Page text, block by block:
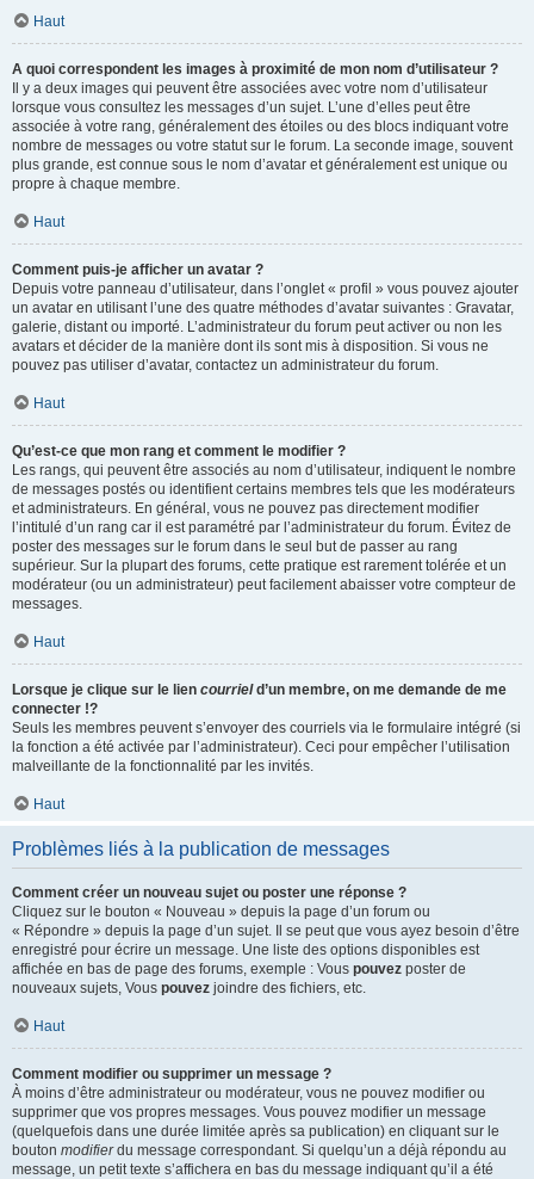
Haut
A quoi correspondent les images à proximité de mon nom d’utilisateur ?
Il y a deux images qui peuvent être associées avec votre nom d’utilisateur
lorsque vous consultez les messages d’un sujet. L’une d’elles peut être
associée à votre rang, généralement des étoiles ou des blocs indiquant votre
nombre de messages ou votre statut sur le forum. La seconde image, souvent
plus grande, est connue sous le nom d’avatar et généralement est unique ou
propre à chaque membre.
Haut
Comment puis-je afficher un avatar ?
Depuis votre panneau d’utilisateur, dans l’onglet « profil » vous pouvez ajouter
un avatar en utilisant l’une des quatre méthodes d’avatar suivantes : Gravatar,
galerie, distant ou importé. L’administrateur du forum peut activer ou non les
avatars et décider de la manière dont ils sont mis à disposition. Si vous ne
pouvez pas utiliser d’avatar, contactez un administrateur du forum.
Haut
Qu’est-ce que mon rang et comment le modifier ?
Les rangs, qui peuvent être associés au nom d’utilisateur, indiquent le nombre
de messages postés ou identifient certains membres tels que les modérateurs
et administrateurs. En général, vous ne pouvez pas directement modifier
l’intitulé d’un rang car il est paramétré par l’administrateur du forum. Évitez de
poster des messages sur le forum dans le seul but de passer au rang
supérieur. Sur la plupart des forums, cette pratique est rarement tolérée et un
modérateur (ou un administrateur) peut facilement abaisser votre compteur de
messages.
Haut
Lorsque je clique sur le lien courrield’un membre, on me demande de me
connecter !?
Seuls les membres peuvent s’envoyer des courriels via le formulaire intégré (si
la fonction a été activée par l’administrateur). Ceci pour empêcher l’utilisation
malveillante de la fonctionnalité par les invités.
Haut
Problèmes liés à la publication de messages
Comment créer un nouveau sujet ou poster une réponse ?
Cliquez sur le bouton « Nouveau » depuis la page d’un forum ou
« Répondre » depuis la page d’un sujet. Il se peut que vous ayez besoin d’être
enregistré pour écrire un message. Une liste des options disponibles est
affichée en bas de page des forums, exemple : Vous pouvez poster de
nouveaux sujets, Vous pouvez joindre des fichiers, etc.
Haut
Comment modifier ou supprimer un message ?
À moins d’être administrateur ou modérateur, vous ne pouvez modifier ou
supprimer que vos propres messages. Vous pouvez modifier un message
(quelquefois dans une durée limitée après sa publication) en cliquant sur le
bouton modifierdu message correspondant. Si quelqu’un a déjà répondu au
message, un petit texte s’affichera en bas du message indiquant qu’il a été